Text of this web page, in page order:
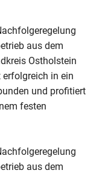
aus dem
Ostholstein
in ein
und profitiert
festen
aus dem